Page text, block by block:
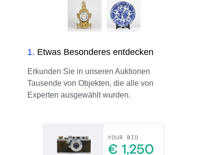
1. Etwas Besonderes entdecken
Erkunden Sie in unseren Auktionen
Tausende von Objekten, die alle von
Experten ausgewählt wurden.